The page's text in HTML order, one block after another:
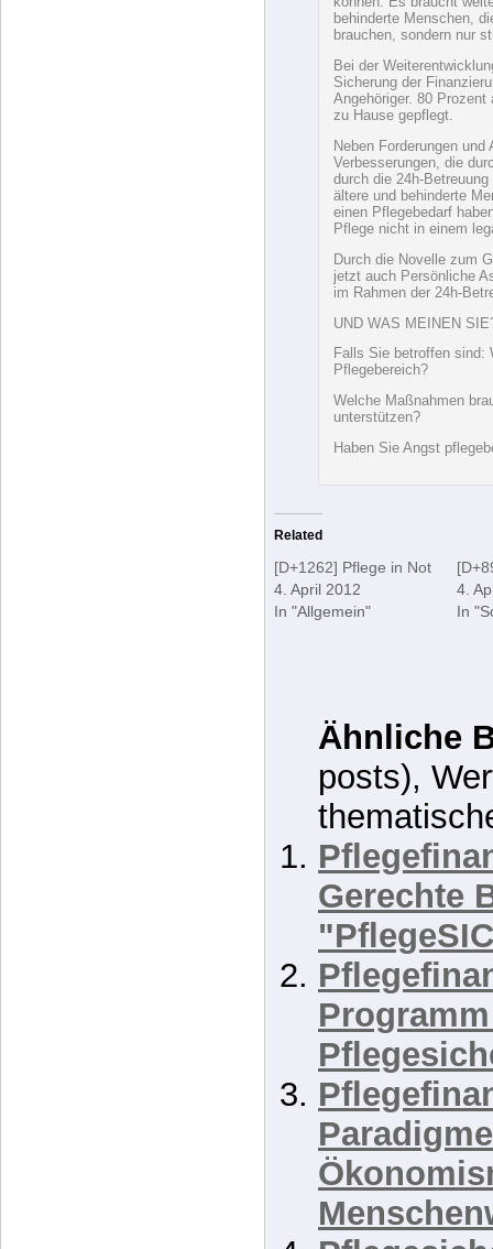
Dass unser
Entwicklung dringend
Nun gibt es einen
umsetzen lässt. Der
vorschlägt, soll aus
ähnlich wie der
Pflegebereich könnten
geschaffen und
pflegende Angehörige
können. Es braucht
behinderte Menschen,
brauchen, sondern nur
Bei der
Sicherung der
Angehöriger. 80
zu Hause gepflegt.
Neben Forderungen
Verbesserungen, die
ältere und behinderte
einen Pflegebedarf
Durch die Novelle zum
im Rahmen der 24h-
unterstützen?
Haben Sie Angst
[D+1262] Pflege in Not
4. April 2012
In "Allgemein"
4.
In
Ähnliche
posts),
Gerechte